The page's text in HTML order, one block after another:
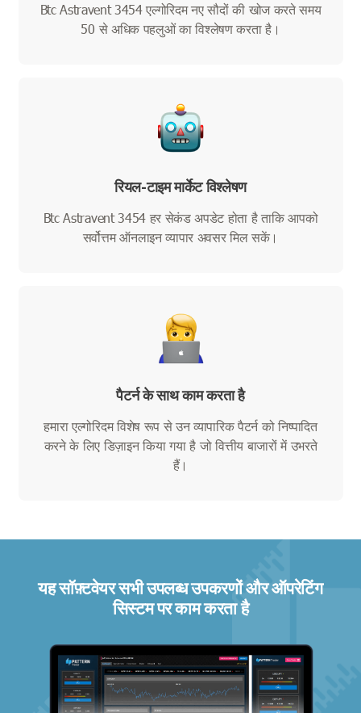
Btc Astravent 3454 एल्गोरिदम नए सौदों की खोज करते समय
50 से अधिक पहलुओं का विश्लेषण करता है।
रियल-टाइम मार्केट विश्लेषण
Btc Astravent 3454 हर सेकंड अपडेट होता है ताकि आपको
सर्वोत्तम ऑनलाइन व्यापार अवसर मिल सकें।
पैटर्न के साथ काम करता है
हमारा एल्गोरिदम विशेष रूप से उन व्यापारिक पैटर्न को निष्पादित
करने के लिए डिज़ाइन किया गया है जो वित्तीय बाजारों में उभरते
हैं।
यह सॉफ़्टवेयर सभी उपलब्ध उपकरणों और ऑपरेटिंग
सिस्टम पर काम करता है